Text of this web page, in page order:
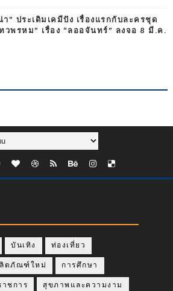
” ประเดิมเคมีปัง เรื่องแรกกับละครชุด
ทวพรหม” เรื่อง “ลออจันทร์” ลงจอ 8 มี.ค.
บันเทิง ท่องเที่ยว
ตภัณฑ์ใหม่ การศึกษา
าชการ สุขภาพและความงาม